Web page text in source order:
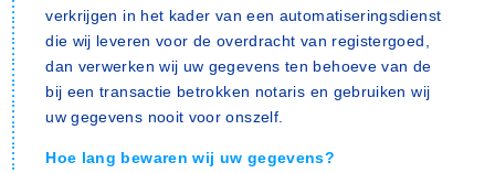
verkrijgen in het kader van een automatiseringsdienst
die wij leveren voor de overdracht van registergoed,
dan verwerken wij uw gegevens ten behoeve van de
bij een transactie betrokken notaris en gebruiken wij
uw gegevens nooit voor onszelf.
Hoe lang bewaren wij uw gegevens?